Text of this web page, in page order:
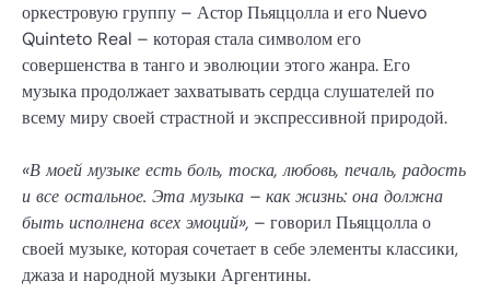
оркестровую группу – Астор Пьяццолла и его Nuevo
Quinteto Real – которая стала символом его
совершенства в танго и эволюции этого жанра. Его
музыка продолжает захватывать сердца слушателей по
всему миру своей страстной и экспрессивной природой.
«В моей музыке есть боль, тоска, любовь, печаль, радость
и все остальное. Эта музыка – как жизнь: она должна
быть исполнена всех эмоций», – говорил Пьяццолла о
своей музыке, которая сочетает в себе элементы классики,
джаза и народной музыки Аргентины.